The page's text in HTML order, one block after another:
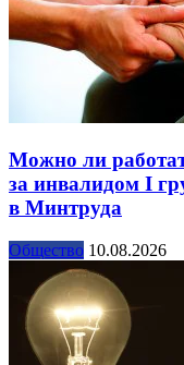
Можно ли
за инвалидом I
в Минтруда
Общество 10.08.2026